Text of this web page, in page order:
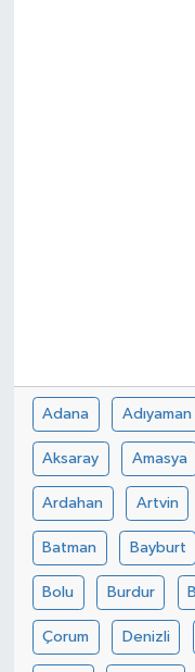
Adana Adıyaman
Aksaray Amasya
Ardahan Artvin
Batman Bayburt
Bolu Burdur
Çorum Denizli